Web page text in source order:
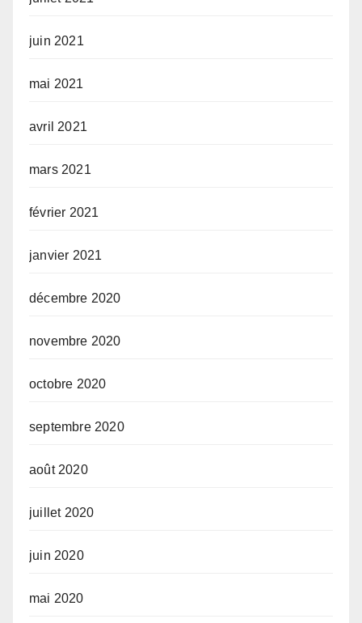
juin 2021
mai 2021
avril 2021
mars 2021
février 2021
janvier 2021
décembre 2020
novembre 2020
octobre 2020
septembre 2020
août 2020
juillet 2020
juin 2020
mai 2020